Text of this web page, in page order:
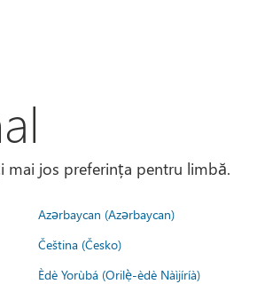
jos preferința pentru limbă.
Azərbaycan (Azərbaycan)
Čeština (Česko)
Èdè Yorùbá (Orilẹ̀-èdè Nàìjíríà)